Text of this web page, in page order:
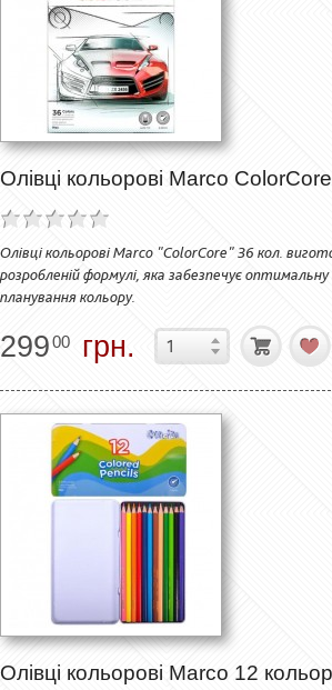
Олівці кольорові Marco
Олівці кольорові Marco "ColorCore" 36 кол.
розробленій формулі, яка забезпечує оптимальну
планування кольору.
29900 грн.
Олівці кольорові Marco 12